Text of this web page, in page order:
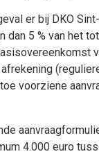
er bij DKO
dan 5 % van het
voorziene
4.000 euro